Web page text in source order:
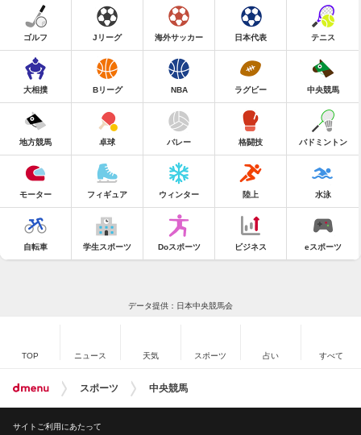
ゴルフ Jリーグ 海外サッカー 日本代表 テニス
大相撲 Bリーグ NBA ラグビー 中央競馬
地方競馬 卓球 バレー 格闘技 バドミントン
モーター フィギュア ウィンター 陸上 水泳
自転車 学生スポーツ Doスポーツ ビジネス eスポーツ
データ提供：日本中央競馬会
TOP ニュース 天気 スポーツ 占い すべて
スポーツ 中央競馬
サイトご利用にあたって